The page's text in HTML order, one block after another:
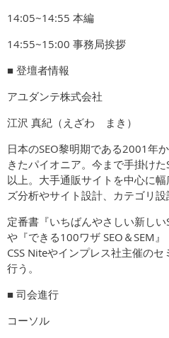
14:05~14:55 本編
14:55~15:00 事務局挨拶
■ 登壇者情報
アユダンテ株式会社
江沢 真紀（えざわ まき）
日本のSEO黎明期である2001年
きたパイオニア。今まで手掛け
以上。大手通販サイトを中心に
ズ分析やサイト設計、カテゴリ設
定番書『いちばんやさしい新しい
や『できる100ワザ SEO＆SEM』
CSS Niteやインプレス社主催の
行う。
■ 司会進行
コーソル